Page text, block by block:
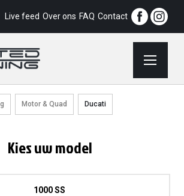
Live feed Over ons FAQ Contact
Motor & Quad Ducati
Kies uw model
1000 SS